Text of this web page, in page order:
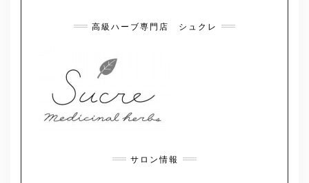
高級ハーブ専門店 シュクレ
サロン情報